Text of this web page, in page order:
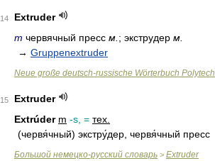
14
Extruder
m червячный пресс м. ; экструдер м.
→ Gruppenextruder
Neue große deutsch-russische Wörterbuch
15
Extruder
Extrúder m -s, = тех.
(червя́чный) экстру́дер, червя́чный пресс
Большой немецко-русский словарь > Extruder